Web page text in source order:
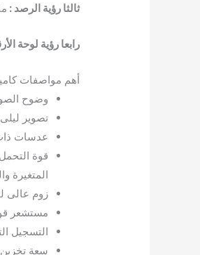
ثالثا رؤية الرصد :
رابعا رؤية لوحة
أهم مواصفات
وضوح
تصوير
عدسات
قوة
المتغيرة
زوم عالى
مستشعر
التسجيل
سعة تخزين لا تقل عن 3